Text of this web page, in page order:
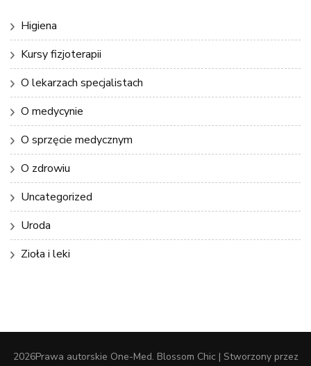
Higiena
Kursy fizjoterapii
O lekarzach specjalistach
O medycynie
O sprzęcie medycznym
O zdrowiu
Uncategorized
Uroda
Zioła i leki
2026Prawa autorskie One-Med. Blossom Chic | Stworzony przez